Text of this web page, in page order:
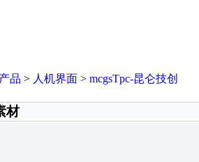
产品 > 人机界面 > mcgsTpc-昆仑技创
材